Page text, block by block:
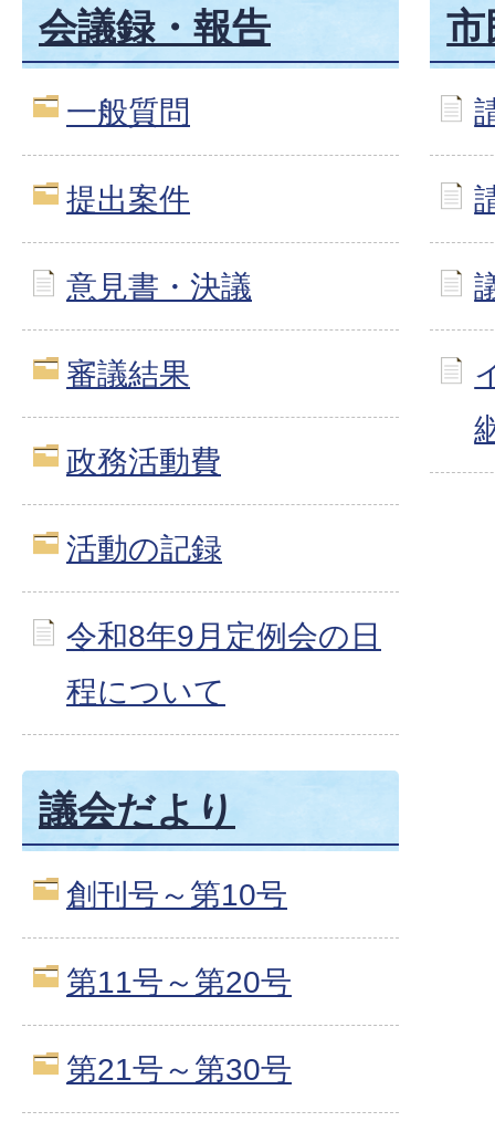
会議録・報告
一般質問
提出案件
意見書・決議
審議結果
政務活動費
活動の記録
令和8年9月定例会の日
程について
市
議会だより
創刊号～第10号
第11号～第20号
第21号～第30号